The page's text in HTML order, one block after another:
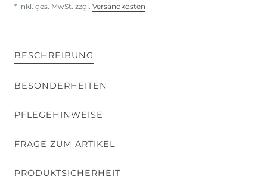
* inkl. ges. MwSt. zzgl. Versandkosten
BESCHREIBUNG
BESONDERHEITEN
PFLEGEHINWEISE
FRAGE ZUM ARTIKEL
PRODUKTSICHERHEIT